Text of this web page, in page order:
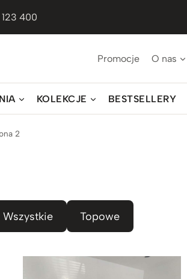
400
Promocje O nas
KOLEKCJE BESTSELLERY
2
Wszystkie Topowe